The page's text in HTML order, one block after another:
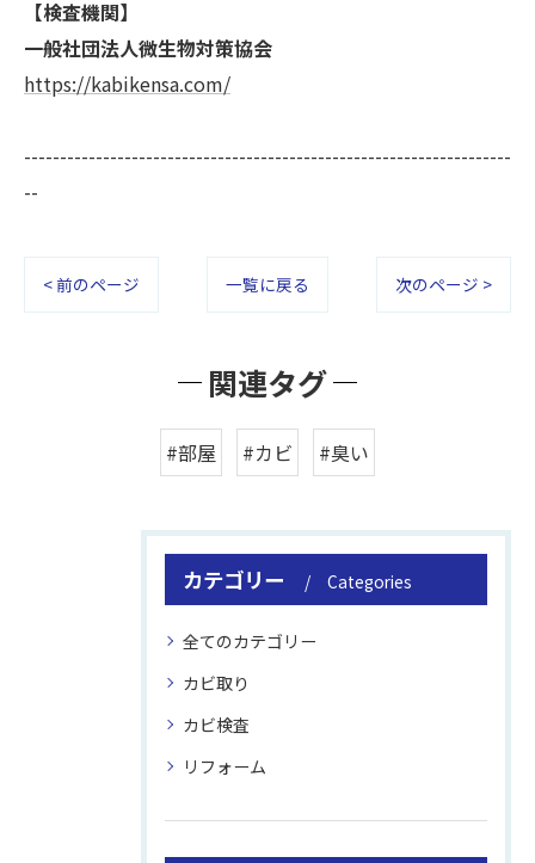
【検査機関】
一般社団法人微生物対策協会
https://kabikensa.com/
--------------------------------------------------------------------
--
< 前のページ 一覧に戻る 次のページ >
関連タグ
#部屋 #カビ #臭い
カテゴリー Categories
全てのカテゴリー
カビ取り
カビ検査
リフォーム